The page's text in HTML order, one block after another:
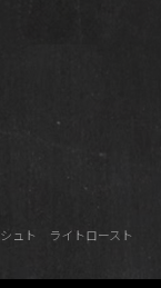
ュト ライトロースト